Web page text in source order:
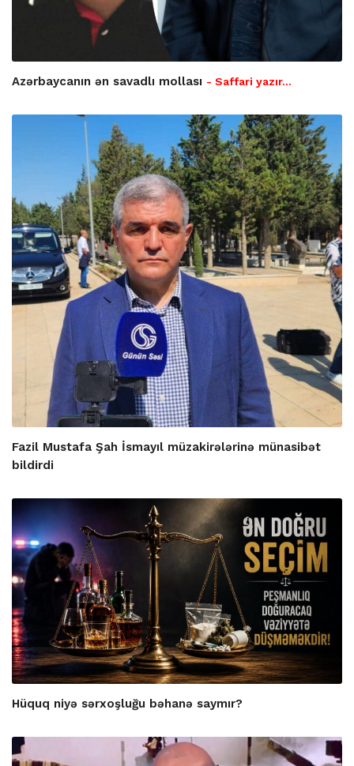
Azərbaycanın ən savadlı mollası - Saffari yazır…
Fazil Mustafa Şah İsmayıl müzakirələrinə münasibət
bildirdi
Hüquq niyə sərxoşluğu bəhanə saymır?